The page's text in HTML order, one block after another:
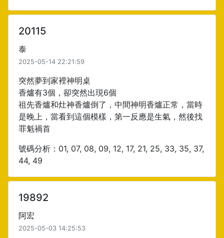
20115
泰
2025-05-14 22:21:59
突然夢到家裡神明桌
香爐有3個，卻突然出現6個
祖先香爐和灶神香爐倒了，中間神明香爐正常，當時
是晚上，當看到這個模樣，第一反應是生氣，然後找
罪魁禍首
號碼分析：01, 07, 08, 09, 12, 17, 21, 25, 33, 35, 37,
44, 49
19892
阿宏
2025-05-03 14:25:53